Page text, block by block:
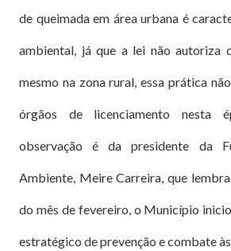
de queimada em área urbana é
ambiental, já que a lei não autoriza
mesmo na zona rural, essa prática
órgãos de licenciamento nesta
observação é da presidente da
Ambiente, Meire Carreira, que
do mês de fevereiro, o Município
estratégico de prevenção e combate